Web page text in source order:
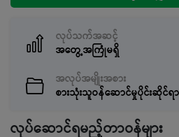
လုပ်သက်အဆင့်
အတွေ့အကြုံမရှိ
အလုပ်အမျိုးအစား
စားသုံးသူဝန်ဆောင်မှုပိုင်းဆို
လုပ်ဆောင်ရမည့်တာဝန်များ